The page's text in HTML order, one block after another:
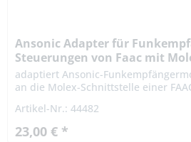
Ansonic Adapter für
Steuerungen von Faac mit
adaptiert Ansonic-
an die Molex-Schnittstelle einer
Artikel-Nr.: 44482
23,00 € *